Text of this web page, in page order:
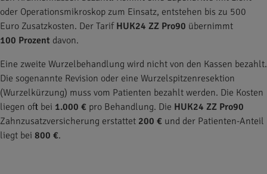
oder Operationsmikroskop zum Einsatz, entstehen bis zu 500
Euro Zusatzkosten. Der Tarif HUK24 ZZ Pro90 übernimmt
100 Prozent davon.
Eine zweite Wurzelbehandlung wird nicht von den Kassen bezahlt.
Die sogenannte Revision oder eine Wurzelspitzenresektion
(Wurzelkürzung) muss vom Patienten bezahlt werden. Die Kosten
liegen oft bei 1.000 € pro Behandlung. Die HUK24 ZZ Pro90
Zahnzusatzversicherung erstattet 200 € und der Patienten-Anteil
liegt bei 800 €.